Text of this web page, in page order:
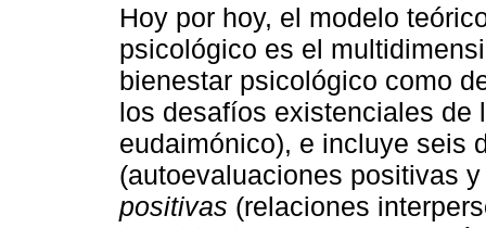
Hoy por hoy, el modelo
psicológico es el
bienestar psicológico como
los desafíos existenciales de
eudaimónico), e incluye seis
(autoevaluaciones positivas
positivas (relaciones